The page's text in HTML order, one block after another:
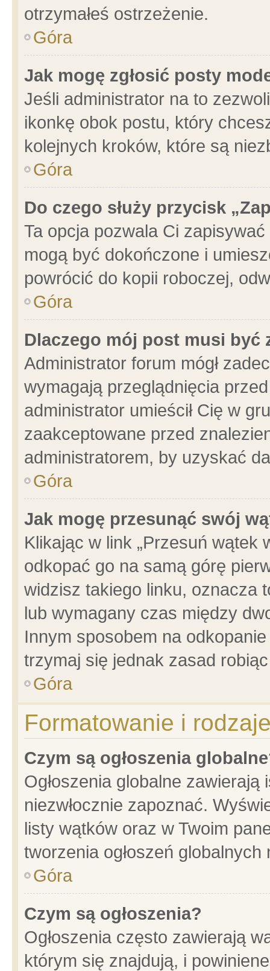
otrzymałeś ostrzeżenie.
Góra
Jak mogę zgłosić posty
Jeśli administrator na to
ikonkę obok postu, który
kolejnych kroków, które są
Góra
Do czego służy przycisk
Ta opcja pozwala Ci
mogą być dokończone i
powrócić do kopii roboczej,
Góra
Dlaczego mój post musi być
Administrator forum mógł
wymagają przeglądnięcia
administrator umieścił Cię w
zaakceptowane przed
administratorem, by uzyskać
Góra
Jak mogę przesunąć swój
Klikając w link „Przesuń wątek
odkopać go na samą górę
widzisz takiego linku, oznacza
lub wymagany czas między
Innym sposobem na
trzymaj się jednak zasad
Góra
Formatowanie i
Czym są ogłoszenia
Ogłoszenia globalne
niezwłocznie zapoznać.
listy wątków oraz w Twoim
tworzenia ogłoszeń
Góra
Czym są ogłoszenia?
Ogłoszenia często zawierają
którym się znajdują, i